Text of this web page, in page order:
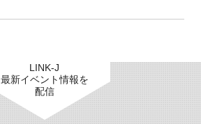
LINK-J
最新イベント情報を
配信